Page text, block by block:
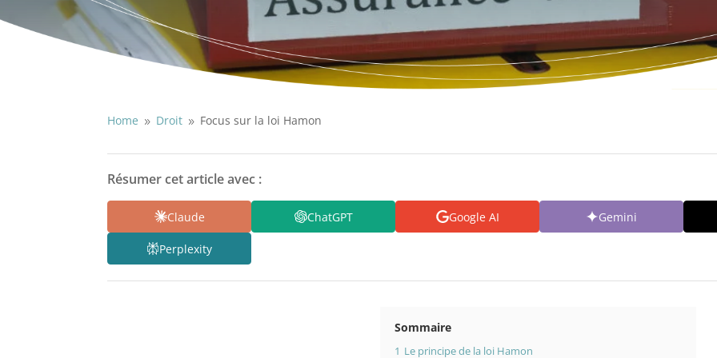
Home 9 Droit 9 Focus sur la loi Hamon
Résumer cet article avec :
Claude ChatGPT Google AI Gemini
Perplexity
Sommaire
1 Le principe de la loi Hamon